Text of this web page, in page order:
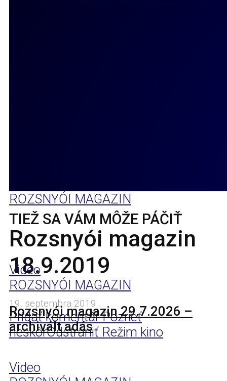
ROZSNYÓI MAGAZIN
Rozsnyói magazin
18.9.2019
19. septembra 2019
Pridať komentár Pozrieť
neskôrOdstrániť Režim kino
TIEŽ SA VÁM MÔŽE PÁČIŤ
Video
ROZSNYÓI MAGAZIN
Rozsnyói magazin 29.7.2026 –
archivált adás
Video